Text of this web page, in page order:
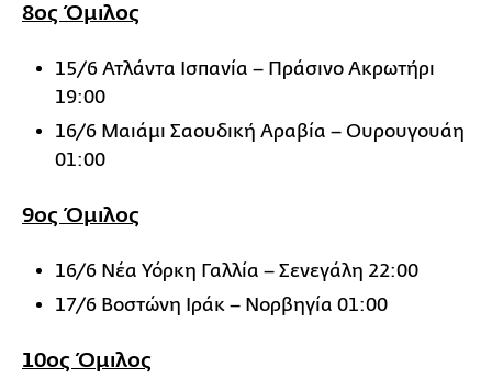
8ος Όμιλος
15/6 Ατλάντα Ισπανία – Πράσινο Ακρωτήρι
19:00
16/6 Μαιάμι Σαουδική Αραβία – Ουρουγουάη
01:00
9ος Όμιλος
16/6 Νέα Υόρκη Γαλλία – Σενεγάλη 22:00
17/6 Βοστώνη Ιράκ – Νορβηγία 01:00
10ος Όμιλος